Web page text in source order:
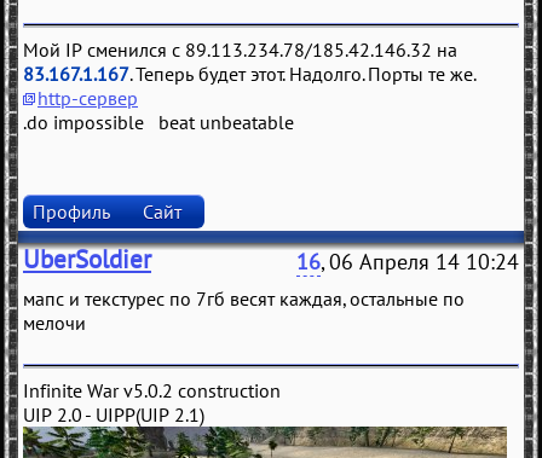
Мой IP сменился с 89.113.234.78/185.42.146.32 на
83.167.1.167. Теперь будет этот. Надолго. Порты те же.
http-сервер
.do impossible beat unbeatable
Профиль Сайт
UberSoldier 16, 06 Апреля 14 10:24
мапс и текстурес по 7гб весят каждая, остальные по
мелочи
Infinite War v5.0.2 construction
UIP 2.0 - UIPP(UIP 2.1)